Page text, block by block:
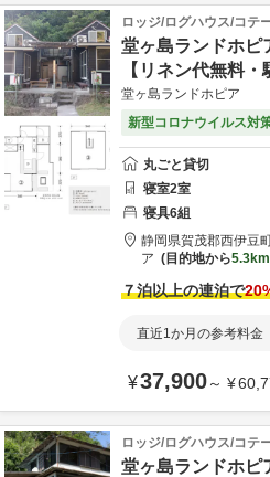
ロッジ/ログハウス/コテ
堂ヶ島ランドホピ
【リネン代無料・
堂ヶ島ランドホピア
新型コロナウイルス対
丸ごと貸切
寝室2室
寝具6組
静岡県賀茂郡西伊豆
ア
目的地から5.3km
７泊以上の連泊で20
直近1か月の参考料金
¥37,900～ ¥
ロッジ/ログハウス/コテ
堂ヶ島ランドホ